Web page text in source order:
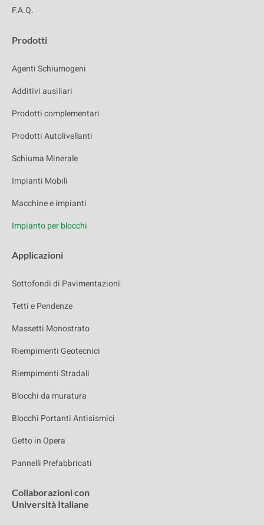
F.A.Q.
Prodotti
Agenti Schiumogeni
Additivi ausiliari
Prodotti complementari
Prodotti Autolivellanti
Schiuma Minerale
Impianti Mobili
Macchine e impianti
Impianto per blocchi
Applicazioni
Sottofondi di Pavimentazioni
Tetti e Pendenze
Massetti Monostrato
Riempimenti Geotecnici
Riempimenti Stradali
Blocchi da muratura
Blocchi Portanti Antisismici
Getto in Opera
Pannelli Prefabbricati
Collaborazioni con
Università Italiane